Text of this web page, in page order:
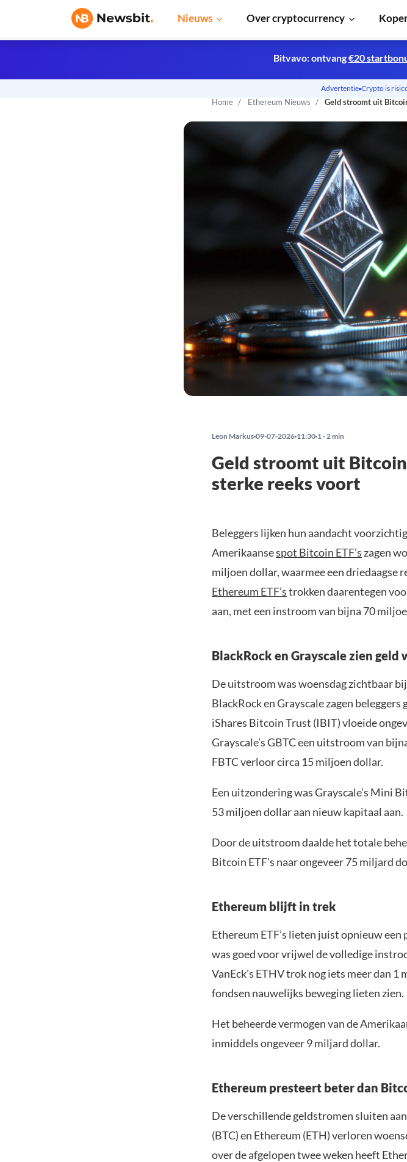
Nieuws Over cryptocurrency
Home Ethereum Nieuws Geld stroomt uit
Bitvavo: ontvang€20
Advertentie Crypto is
Leon Markus 09-07-2026 11:30 1 - 2 min
Geld stroomt uit Bitcoin
sterke reeks voort
Beleggers lijken hun aandacht
Amerikaansespot Bitcoin ETF’s zagen
miljoen dollar, waarmee een driedaagse
Ethereum ETF’strokken daarentegen
aan, met een instroom van bijna 70
BlackRock en Grayscale zien geld
De uitstroom was woensdag zichtbaar
BlackRock en Grayscale zagen
iShares Bitcoin Trust (IBIT) vloeide
Grayscale’s GBTC een uitstroom van
FBTC verloor circa 15 miljoen dollar.
Een uitzondering was Grayscale’s Mini
53 miljoen dollar aan nieuw kapitaal aan.
Door de uitstroom daalde het totale
Bitcoin ETF’s naar ongeveer 75 miljard
Ethereum blijft in trek
Ethereum ETF’s lieten juist opnieuw
was goed voor vrijwel de volledige
VanEck’s ETHV trok nog iets meer dan
fondsen nauwelijks beweging lieten zien.
Het beheerde vermogen van de
inmiddels ongeveer 9 miljard dollar.
Ethereum presteert beter dan
De verschillende geldstromen sluiten
(BTC) en Ethereum (ETH) verloren
over de afgelopen twee weken heeft